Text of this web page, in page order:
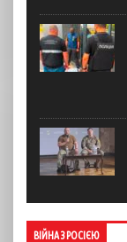
ВІЙНА З РОСІЄЮ